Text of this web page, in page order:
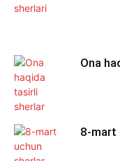
Ona
8-mart